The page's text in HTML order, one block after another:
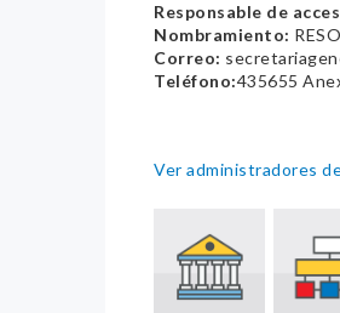
Responsable de
Nombramiento:
Correo:
Teléfono:435655
Ver administradores